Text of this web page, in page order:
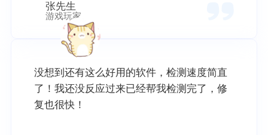
张先生
游戏玩家
没想到还有这么好用的软件，检测速度简直
了！我还没反应过来已经帮我检测完了，修
复也很快！